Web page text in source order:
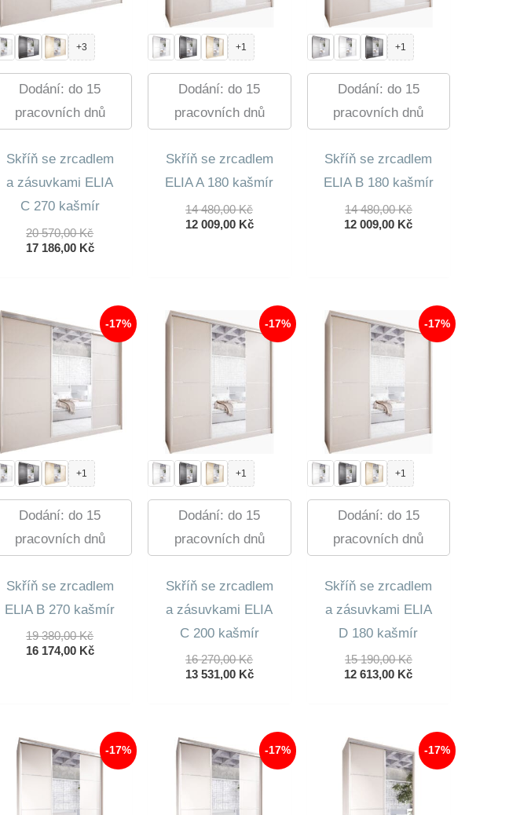
+3
Dodání: do 15
pracovních dnů
Skříň se zrcadlem
a zásuvkami ELIA
C 270 kašmír
20 570,00KčPůvodní
Cena
17 186,00 KčAktuální
186,00 Kč.
+1
Dodání: do 15
pracovních dnů
Skříň se zrcadlem
ELIA A 180 kašmír
14 480,00KčPůvodní
Cena
12 009,00 KčAktuální
+1
Dodání: do 15
pracovních dnů
Skříň se zrcadlem
ELIA B 180 kašmír
14 480,00KčPůvodní
Cena
12 009,00 KčAktuální
-17%
+1
Dodání: do 15
pracovních dnů
Skříň se zrcadlem
ELIA B 270 kašmír
19 380,00KčPůvodní
Cena
16 174,00 KčAktuální
-17%
+1
Dodání: do 15
pracovních dnů
Skříň se zrcadlem
a zásuvkami ELIA
C 200 kašmír
16 270,00KčPůvodní
Cena
13 531,00 KčAktuální
531,00 Kč.
-17%
+1
Dodání: do 15
pracovních dnů
Skříň se zrcadlem
a zásuvkami ELIA
D 180 kašmír
15 190,00KčPůvodní
Cena
12 613,00 KčAktuální
613,00 Kč.
-17% -17% -17%